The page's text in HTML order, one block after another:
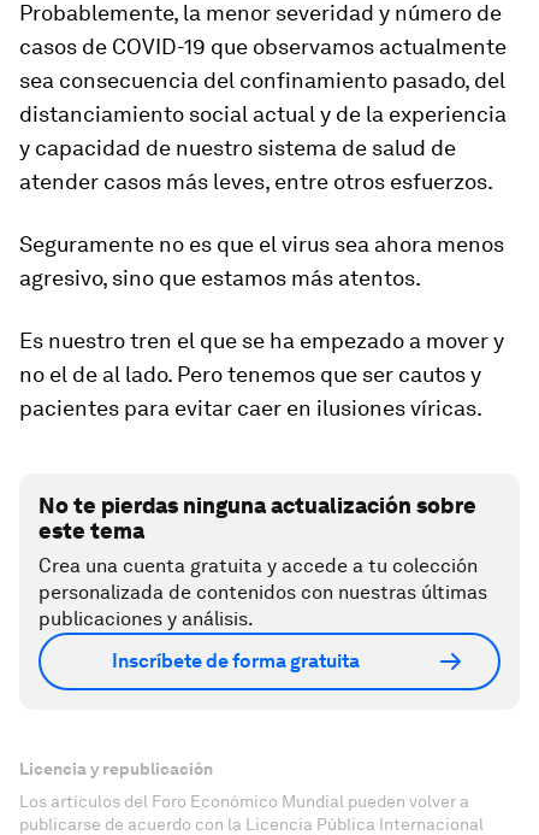
Probablemente, la menor severidad y número de
casos de COVID-19 que observamos actualmente
sea consecuencia del confinamiento pasado, del
distanciamiento social actual y de la experiencia
y capacidad de nuestro sistema de salud de
atender casos más leves, entre otros esfuerzos.
Seguramente no es que el virus sea ahora menos
agresivo, sino que estamos más atentos.
Es nuestro tren el que se ha empezado a mover y
no el de al lado. Pero tenemos que ser cautos y
pacientes para evitar caer en ilusiones víricas.
No te pierdas ninguna actualización sobre
este tema
Crea una cuenta gratuita y accede a tu colección
personalizada de contenidos con nuestras últimas
publicaciones y análisis.
Inscríbete de forma gratuita
Licencia y republicación
Los artículos del Foro Económico Mundial pueden volver a
publicarse de acuerdo con la Licencia Pública Internacional